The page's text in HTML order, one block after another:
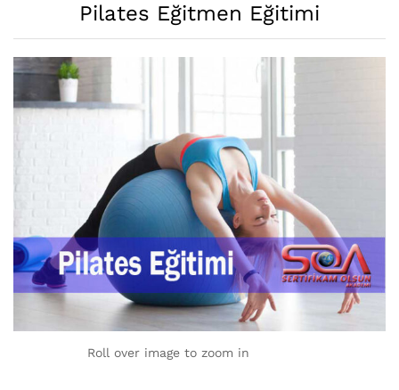
Pilates Eğitmen Eğitimi
Roll over image to zoom in